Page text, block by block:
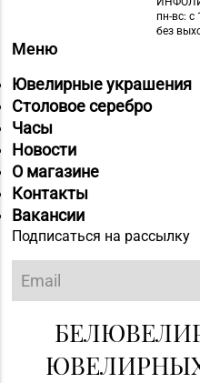
пн-вс: с
без
Меню
Ювелирные украшения
Столовое серебро
Часы
Новости
О магазине
Контакты
Вакансии
Подписаться на рассылку